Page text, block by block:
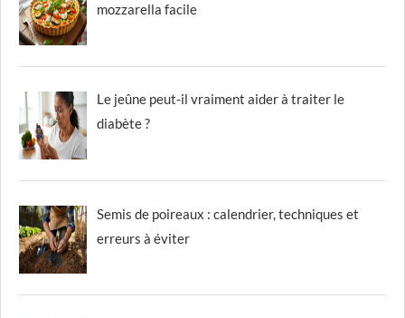
mozzarella facile
Le jeûne peut-il vraiment aider à traiter le
diabète ?
Semis de poireaux : calendrier, techniques et
erreurs à éviter